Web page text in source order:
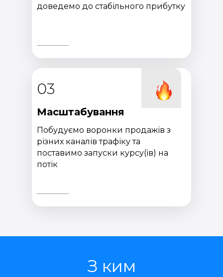
Масштабування
03
доведемо до стабільного прибутку
Побудуємо воронки продажів з
різних каналів трафіку та
поставимо запуски курсу(ів) на
потік
З ким